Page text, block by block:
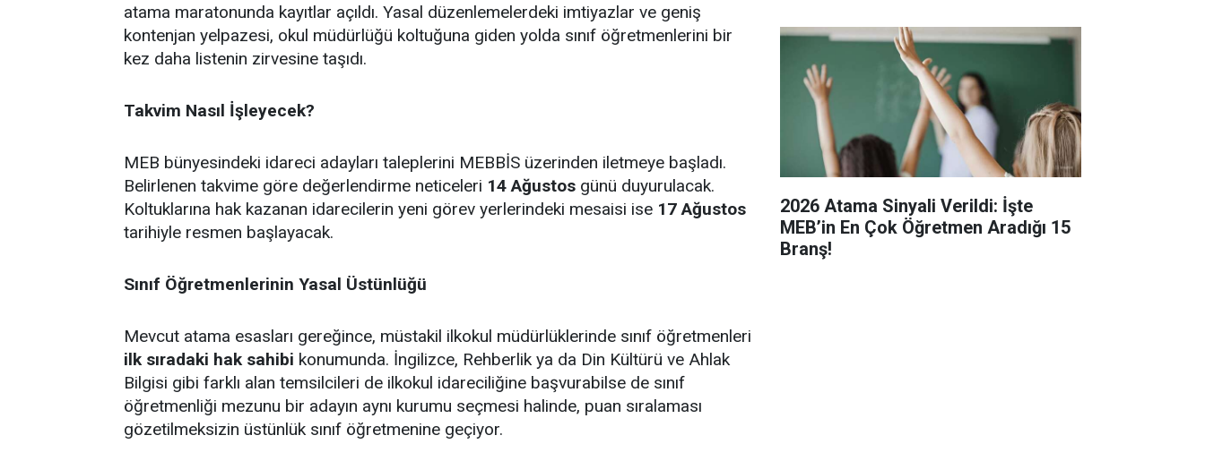
atama maratonunda kayıtlar açıldı. Yasal düzenlemelerdeki imtiyazlar ve geniş
kontenjan yelpazesi, okul müdürlüğü koltuğuna giden yolda sınıf öğretmenlerini bir
kez daha listenin zirvesine taşıdı.
Takvim Nasıl İşleyecek?
MEB bünyesindeki idareci adayları taleplerini MEBBİS üzerinden iletmeye başladı.
Belirlenen takvime göre değerlendirme neticeleri 14 Ağustos günü duyurulacak.
Koltuklarına hak kazanan idarecilerin yeni görev yerlerindeki mesaisi ise 17 Ağustos
tarihiyle resmen başlayacak.
Sınıf Öğretmenlerinin Yasal Üstünlüğü
Mevcut atama esasları gereğince, müstakil ilkokul müdürlüklerinde sınıf öğretmenleri
ilk sıradaki hak sahibi konumunda. İngilizce, Rehberlik ya da Din Kültürü ve Ahlak
Bilgisi gibi farklı alan temsilcileri de ilkokul idareciliğine başvurabilse de sınıf
öğretmenliği mezunu bir adayın aynı kurumu seçmesi halinde, puan sıralaması
gözetilmeksizin üstünlük sınıf öğretmenine geçiyor.
2026 Atama Sinyali Verildi: İşte
MEB’in En Çok Öğretmen Aradığı 15
Branş!